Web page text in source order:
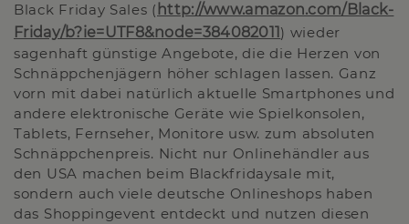
Black Friday Sales ( http://www.amazon.com/Black-
Friday/b?ie=UTF8&node=384082011) wieder
sagenhaft günstige Angebote, die die Herzen von
Schnäppchenjägern höher schlagen lassen. Ganz
vorn mit dabei natürlich aktuelle Smartphones und
andere elektronische Geräte wie Spielkonsolen,
Tablets, Fernseher, Monitore usw. zum absoluten
Schnäppchenpreis. Nicht nur Onlinehändler aus
den USA machen beim Blackfridaysale mit,
sondern auch viele deutsche Onlineshops haben
das Shoppingevent entdeckt und nutzen diesen